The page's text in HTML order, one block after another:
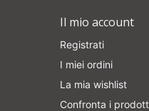
Il mio account
Registrati
I miei ordini
La mia wishlist
Confronta i